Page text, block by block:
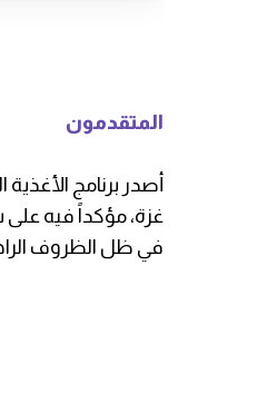
المتقدمون
​أصدر برنامج
غزة، مؤكداً فيه على
في ظل الظروف